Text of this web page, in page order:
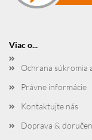
Viac o...
Ochrana súkromia
Právne informácie
Kontaktujte nás
Doprava &